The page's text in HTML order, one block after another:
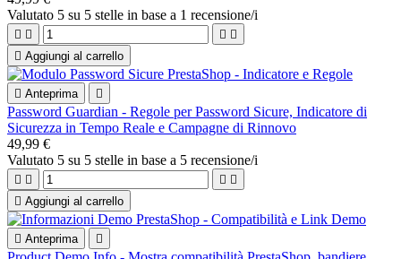
Valutato 5 su 5 stelle in base a 1 recensione/i
   
 Aggiungi al carrello
 Anteprima 
Password Guardian - Regole per Password Sicure, Indicatore di
Sicurezza in Tempo Reale e Campagne di Rinnovo
49,99 €
Valutato 5 su 5 stelle in base a 5 recensione/i
   
 Aggiungi al carrello
 Anteprima 